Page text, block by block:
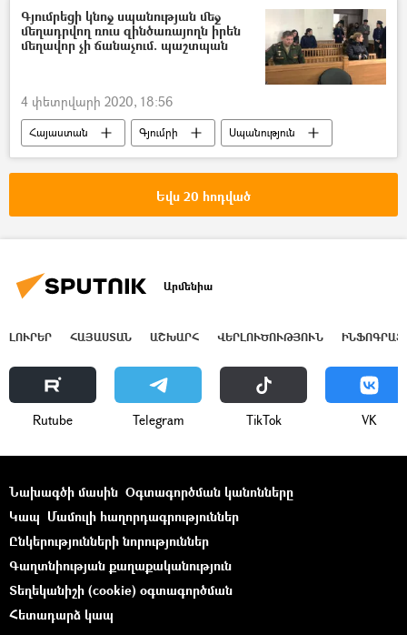
ՀՀ Ոստիկանություն
ՀՀ արտակարգ իրավիճակների նախարարություն (ԱԻՆ)
Գյումրեցի կնոջ սպանության մեջ
մեղադրվող ռուս զինծառայողն իրեն
մեղավոր չի ճանաչում. պաշտպան
4 փետրվարի 2020, 18:56
Հայաստան Գյումրի Սպանություն
Եվս 20 հոդված
Արմենիա
ԼՈՒՐԵՐ ՀԱՅԱՍՏԱՆ ԱՇԽԱՐՀ ՎԵՐԼՈՒԾՈՒԹՅՈՒՆ
Rutube Telegram ТikТоk VK
Նախագծի մասին Օգտագործման կանոնները
Կապ Մամուլի հաղորդագրություններ
Ընկերությունների նորություններ
Գաղտնիության քաղաքականություն
Տեղեկանիշի (cookie) օգտագործման
Հետադարձ կապ